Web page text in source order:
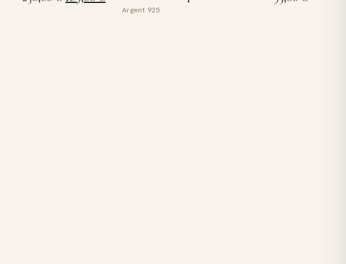
Argent 925